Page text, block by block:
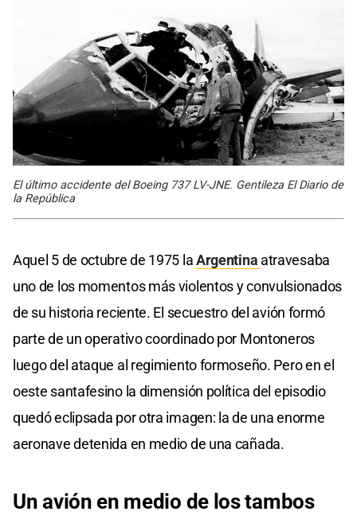
El último accidente del Boeing 737 LV-JNE. Gentileza El Diario de
la República
Aquel 5 de octubre de 1975 laArgentina atravesaba
uno de los momentos más violentos y convulsionados
de su historia reciente. El secuestro del avión formó
parte de un operativo coordinado por Montoneros
luego del ataque al regimiento formoseño. Pero en el
oeste santafesino la dimensión política del episodio
quedó eclipsada por otra imagen: la de una enorme
aeronave detenida en medio de una cañada.
Un avión en medio de los tambos